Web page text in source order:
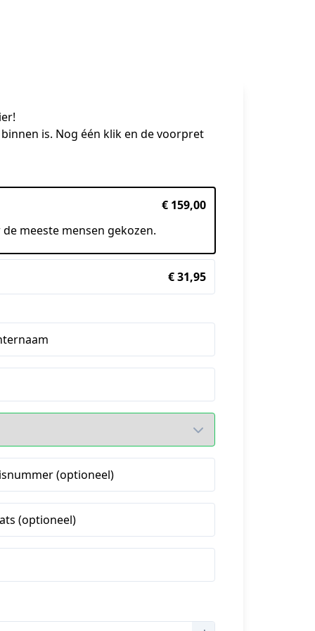
is. Nog één klik en de voorpret
€ 159,00
meeste mensen gekozen.
€ 31,95
(optioneel)
(optioneel)